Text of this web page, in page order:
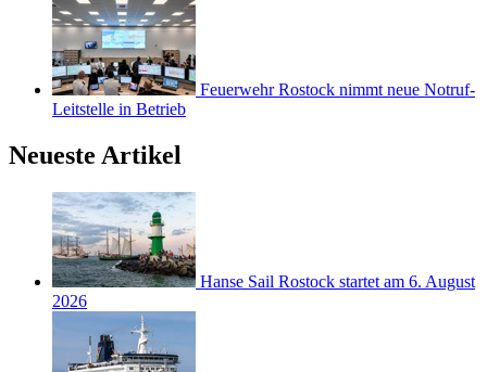
Feuerwehr Rostock nimmt neue Notruf-
Leitstelle in Betrieb
Neueste Artikel
Hanse Sail Rostock startet am 6. August
2026